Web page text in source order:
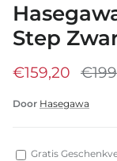
Step
€159,20
Door Hasegawa
Gratis